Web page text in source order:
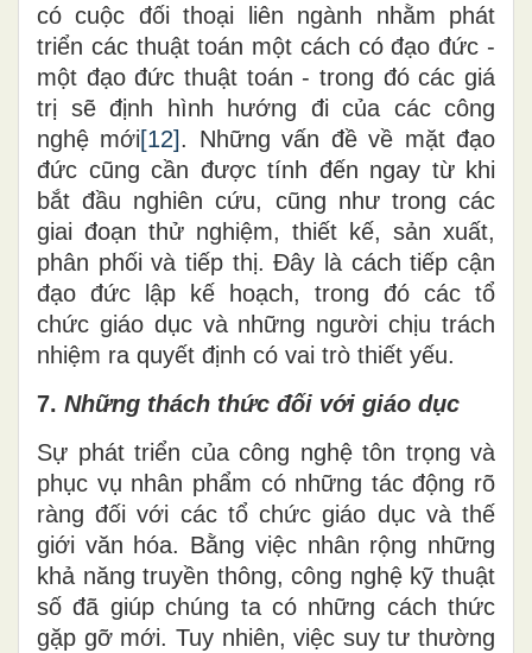
có cuộc đối thoại liên ngành nhằm phát
triển các thuật toán một cách có đạo đức -
một đạo đức thuật toán - trong đó các giá
trị sẽ định hình hướng đi của các công
nghệ mới[12]. Những vấn đề về mặt đạo
đức cũng cần được tính đến ngay từ khi
bắt đầu nghiên cứu, cũng như trong các
giai đoạn thử nghiệm, thiết kế, sản xuất,
phân phối và tiếp thị. Đây là cách tiếp cận
đạo đức lập kế hoạch, trong đó các tổ
chức giáo dục và những người chịu trách
nhiệm ra quyết định có vai trò thiết yếu.
7. Những thách thức đối với giáo dục
Sự phát triển của công nghệ tôn trọng và
phục vụ nhân phẩm có những tác động rõ
ràng đối với các tổ chức giáo dục và thế
giới văn hóa. Bằng việc nhân rộng những
khả năng truyền thông, công nghệ kỹ thuật
số đã giúp chúng ta có những cách thức
gặp gỡ mới. Tuy nhiên, việc suy tư thường